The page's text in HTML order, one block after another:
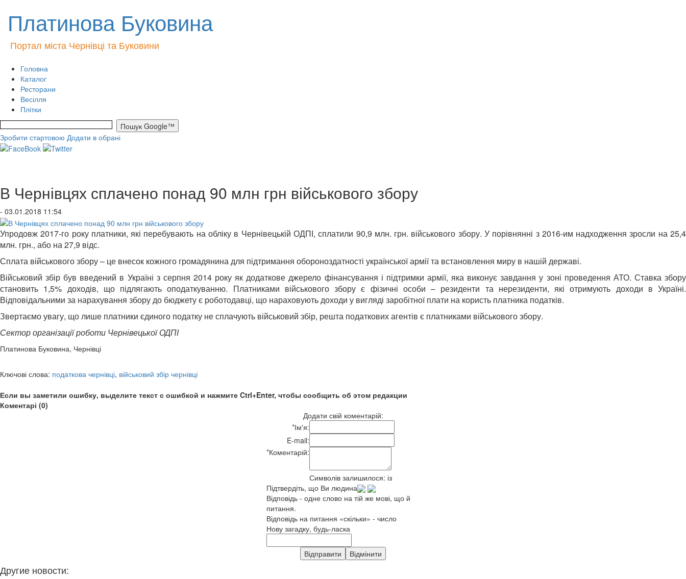
Платинова Буковина
Портал міста Чернівці та Буковини
Головна
Каталог
Ресторани
Весілля
Плітки
Зробити стартовою Додати в обрані
В Чернівцях сплачено понад 90 млн грн військового збору
- 03.01.2018 11:54
Упродовж 2017-го року платники, які перебувають на обліку в Чернівецькій ОДПІ, сплатили 90,9 млн. грн. військового збору. У порівнянні з 2016-им надходження зросли на 25,4
млн. грн., або на 27,9 відс.
Сплата військового збору – це внесок кожного громадянина для підтримання обороноздатності української армії та встановлення миру в нашій державі.
Військовий збір був введений в Україні з серпня 2014 року як додаткове джерело фінансування і підтримки армії, яка виконує завдання у зоні проведення АТО. Ставка збору
становить 1,5% доходів, що підлягають оподаткуванню. Платниками військового збору є фізичні особи – резиденти та нерезиденти, які отримують доходи в Україні.
Відповідальними за нарахування збору до бюджету є роботодавці, що нараховують доходи у вигляді заробітної плати на користь платника податків.
Звертаємо увагу, що лише платники єдиного податку не сплачують військовий збір, решта податкових агентів є платниками військового збору.
Сектор організації роботи Чернівецької ОДПІ
Платинова Буковина, Чернівці
Ключові слова: податкова чернівці, військовий збір чернівці
Если вы заметили ошибку, выделите текст с ошибкой и нажмите Ctrl+Enter, чтобы сообщить об этом редакции
Коментарі (0)
Додати свій коментарій:
*Ім'я:
E-mail:
*Коментарій:
Символів залишилося: із
Підтвердіть, що Ви людина
Відповідь - одне слово на тій же мові, що й
питання.
Відповідь на питання «скільки» - число
Нову загадку, будь-ласка
Другие новости: